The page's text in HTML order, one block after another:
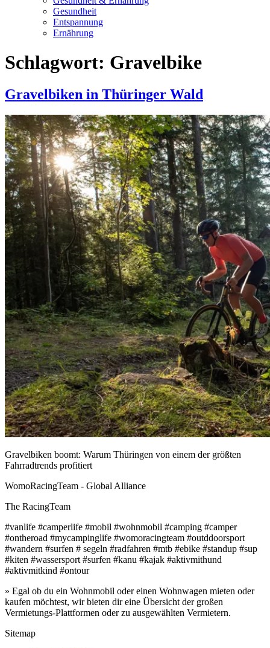
Gesundheit
Entspannung
Ernährung
Schlagwort: Gravelbike
Gravelbiken in Thüringer Wald
Gravelbiken boomt: Warum Thüringen von einem der größten
Fahrradtrends profitiert
WomoRacingTeam - Global Alliance
The RacingTeam
#vanlife #camperlife #mobil #wohnmobil #camping #camper
#ontheroad #mycampinglife #womoracingteam #outddoorsport
#wandern #surfen # segeln #radfahren #mtb #ebike #standup #sup
#kiten #wassersport #surfen #kanu #kajak #aktivmithund
#aktivmitkind #ontour
» Egal ob du ein Wohnmobil oder einen Wohnwagen mieten oder
kaufen möchtest, wir bieten dir eine Übersicht der großen
Vermietungs-Plattformen oder zu ausgewählten Vermietern.
Sitemap